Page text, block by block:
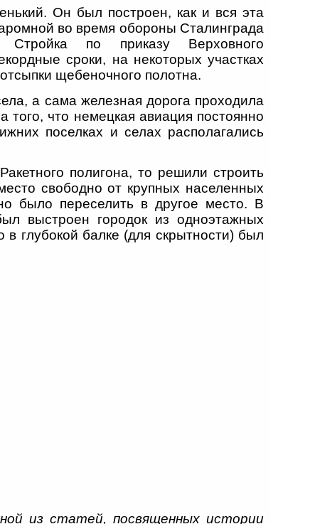
Он был построен, как и вся эта
во время обороны Сталинграда
по приказу Верховного
сроки, на некоторых участках
щебеночного полотна.
а сама железная дорога проходила
того, что немецкая авиация постоянно
поселках и селах располагались
полигона, то решили строить
свободно от крупных населенных
было переселить в другое место. В
выстроен городок из одноэтажных
глубокой балке (для скрытности) был
из статей, посвященных истории